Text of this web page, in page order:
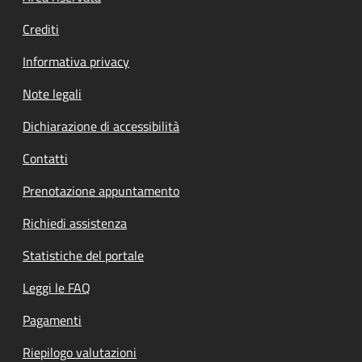
Crediti
Informativa privacy
Note legali
Dichiarazione di accessibilità
Contatti
Prenotazione appuntamento
Richiedi assistenza
Statistiche del portale
Leggi le FAQ
Pagamenti
Riepilogo valutazioni